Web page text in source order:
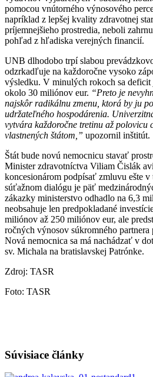
pomocou vnútorného výnosového
napríklad z lepšej kvality zdravotnej
príjemnejšieho prostredia, neboli
pohľad z hľadiska verejných financií.
UNB dlhodobo trpí slabou
odzrkadľuje na každoročne vysoko
výsledku. V minulých rokoch sa deficit
okolo 30 miliónov eur. “Preto je
najskôr radikálnu zmenu, ktorá by ju
udržateľného hospodárenia.
vytvára každoročne tretinu až polovicu
vlastnených štátom,” upozornil inštitút.
Štát bude novú nemocnicu stavať
Minister zdravotníctva Viliam Čislák
koncesionárom podpísať zmluvu ešte
súťažnom dialógu je päť
zákazky ministerstvo odhadlo na 6,3
neobsahuje len predpokladané
miliónov až 250 miliónov eur, ale
ročných výnosov súkromného partnera
Nová nemocnica sa má nachádzať v
sv. Michala na bratislavskej Patrónke.
Zdroj: TASR
Foto: TASR
Súvisiace články